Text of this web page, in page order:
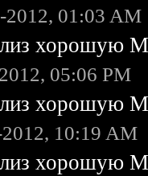
2012, 01:03 AM
хорошую
05:06 PM
хорошую
10:19 AM
хорошую